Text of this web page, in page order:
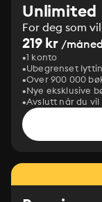
Unlimited
For deg som
219 kr /måned
1 konto
Ubegrenset
Over 900 000
Nye eksklusive
Avslutt når du vil